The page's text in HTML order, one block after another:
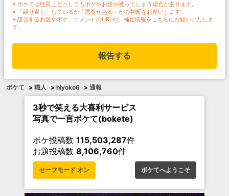
※ ボケては性質上どうしてもボケやお題が被ってしまう場合があります。
※ 「繰り返し」しているか「悪意がある」かの判断をお願いします。
※ 該当するお題やボケ、コメントのURLや、補足情報をこちらにお願いいたしま
す。
報告する
ボケて > 職人 > hiyoko6 > 通報
3秒で笑える大喜利サービス
写真で一言ボケて(bokete)
ボケ投稿数 115,503,287件
お題投稿数 8,106,760件
セーフモード オン ボケてへようこそ